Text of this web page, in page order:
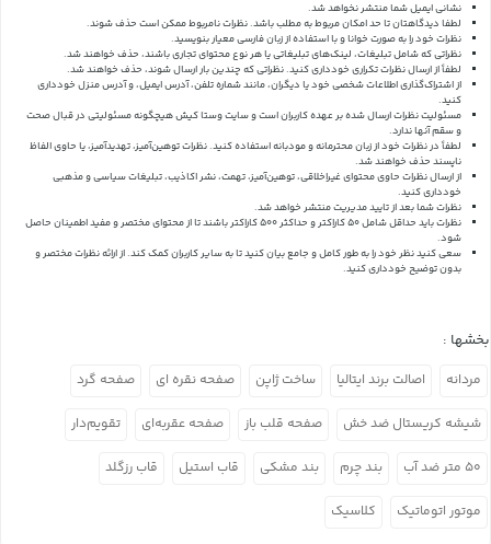
نشانی ایمیل شما منتشر نخواهد شد.
لطفا دیدگاهتان تا حد امکان مربوط به مطلب باشد. نظرات نامربوط ممکن است حذف شوند.
نظرات خود را به صورت خوانا و با استفاده از زبان فارسی معیار بنویسید.
نظراتی که شامل تبلیغات، لینک‌های تبلیغاتی یا هر نوع محتوای تجاری باشند، حذف خواهند شد.
لطفاً از ارسال نظرات تکراری خودداری کنید. نظراتی که چندین بار ارسال شوند، حذف خواهند شد.
از اشتراک‌گذاری اطلاعات شخصی خود یا دیگران، مانند شماره تلفن، آدرس ایمیل، و آدرس منزل خودداری
کنید.
مسئولیت نظرات ارسال شده بر عهده کاربران است و سایت وستا کیش هیچگونه مسئولیتی در قبال صحت
و سقم آنها ندارد.
لطفاً در نظرات خود از زبان محترمانه و مودبانه استفاده کنید. نظرات توهین‌آمیز، تهدیدآمیز، یا حاوی الفاظ
ناپسند حذف خواهند شد.
از ارسال نظرات حاوی محتوای غیراخلاقی، توهین‌آمیز، تهمت، نشر اکاذیب، تبلیغات سیاسی و مذهبی
خودداری کنید.
نظرات شما بعد از تایید مدیریت منتشر خواهد شد.
نظرات باید حداقل شامل 50 کاراکتر و حداکثر 500 کاراکتر باشند تا از محتوای مختصر و مفید اطمینان حاصل
شود.
سعی کنید نظر خود را به طور کامل و جامع بیان کنید تا به سایر کاربران کمک کند.از ارائه نظرات مختصر و
بدون توضیح خودداری کنید.
بخشها :
مردانه اصالت برند ایتالیا ساخت ژاپن صفحه نقره ای صفحه گرد
شیشه کریستال ضد خش صفحه قلب باز صفحه عقربه‌ای تقویم‌دار
۵۰ متر ضد آب بند چرم بند مشکی قاب استیل قاب رزگلد
موتور اتوماتیک کلاسیک